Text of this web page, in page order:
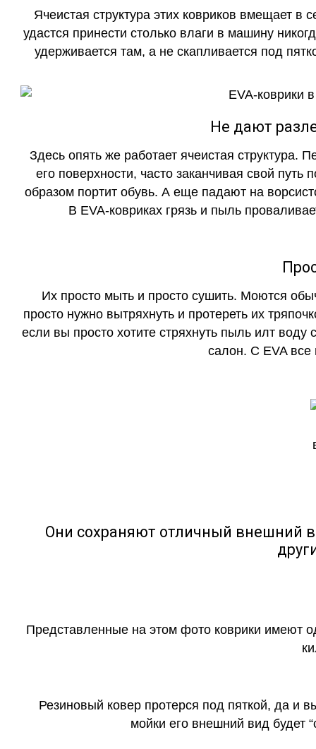
Ячеистая структура этих ковриков вмещает в
удастся принести столько влаги в машину
удерживается там, а не скапливается под
Не дают
Здесь опять же работает ячеистая структура.
его поверхности, часто заканчивая свой
образом портит обувь. А еще падают на
В EVA-ковриках грязь и пыль
Их просто мыть и просто сушить. Моются
просто нужно вытряхнуть и протереть их
если вы просто хотите стряхнуть пыль илт воду
салон. С EVA все
Они сохраняют отличный внешний
Представленные на этом фото коврики имеют
Резиновый ковер протерся под пяткой, да и
мойки его внешний вид будет